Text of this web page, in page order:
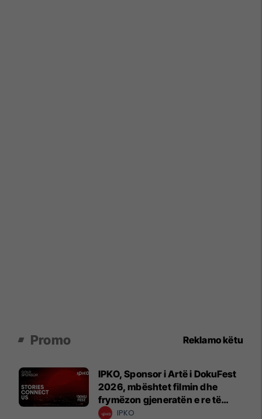
Promo Reklamo këtu
IPKO, Sponsor i Artë i DokuFest
2026, mbështet filmin dhe
frymëzon gjeneratën e re të
krijuesve
IPKO